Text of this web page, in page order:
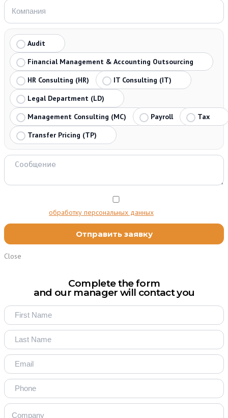
Audit
Financial Management & Accounting Outsourcing
HR Consulting (HR)
IT Consulting (IT)
Legal Department (LD)
Management Consulting (MC)
Payroll
Tax
Transfer Pricing (TP)
обработку персональных данных
Close
Complete the form
and our manager will contact you